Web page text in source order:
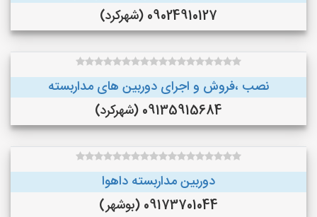
09024910127 (شهرکرد)
نصب ،فروش و اجرای دوربین های مداربسته
09135915684 (شهرکرد)
دوربین مداربسته داهوا
09173701044 (بوشهر)